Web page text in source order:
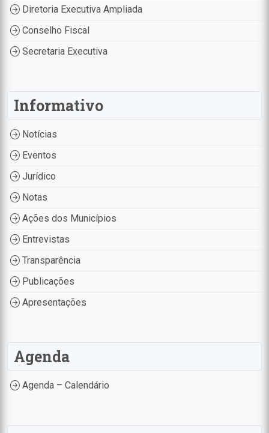
Diretoria Executiva Ampliada
Conselho Fiscal
Secretaria Executiva
Informativo
Notícias
Eventos
Jurídico
Notas
Ações dos Municípios
Entrevistas
Transparência
Publicações
Apresentações
Agenda
Agenda – Calendário